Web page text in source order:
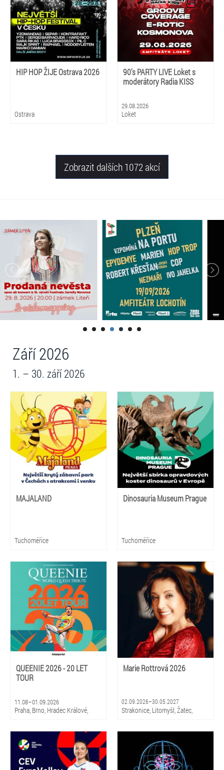
HIP HOP ŽIJE Ostrava 2026
Ostrava
90’s PARTY LIVE Loket s
moderátory Radia KISS
29.08.2026
Loket
Zobrazit dalších 1072 akcí
Září 2026
1. – 30. září 2026
MAJALAND
Tuchoměřice
Dinosauria Museum Prague
Tuchoměřice
QUEENIE 2026 - 20 LET
TOUR
11.08–01.09.2026
Praha, Brno, Hradec Králové,
Marie Rottrová 2026
02.09.2026–30.05.2027
Strakonice, Litomyšl, Žatec,
Praha, Ostrava, Pardubice, Plzeň